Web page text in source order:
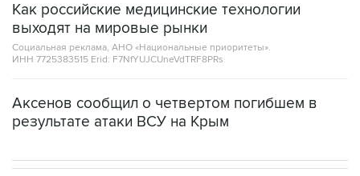
Как российские медицинские технологии
выходят на мировые рынки
Социальная реклама, АНО «Национальные приоритеты».
ИНН 7725383515 Erid: F7NfYUJCUneVdTRF8PRs
Аксенов сообщил о четвертом погибшем в
результате атаки ВСУ на Крым